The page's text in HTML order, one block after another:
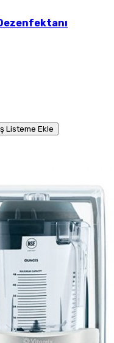
Listeme Ekle